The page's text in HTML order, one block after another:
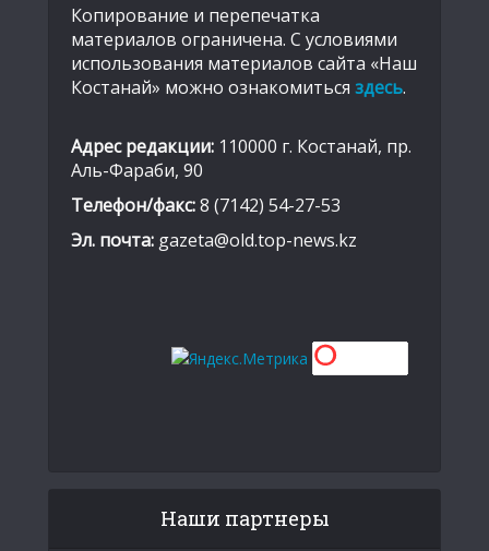
Копирование и перепечатка
материалов ограничена. С условиями
использования материалов сайта «Наш
Костанай» можно ознакомиться здесь.
Адрес редакции: 110000 г. Костанай, пр.
Аль-Фараби, 90
Телефон/факс:8 (7142) 54-27-53
Эл. почта: gazeta@old.top-news.kz
Наши партнеры